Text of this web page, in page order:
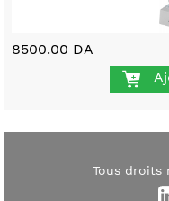
8500.00 DA
Tous droits